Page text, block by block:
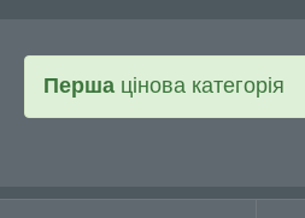
Перша цінова категорія